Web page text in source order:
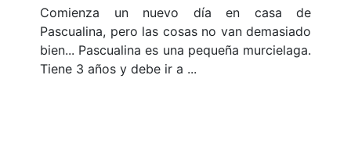
Comienza un nuevo día en casa de
Pascualina, pero las cosas no van demasiado
bien... Pascualina es una pequeña murcielaga.
Tiene 3 años y debe ir a ...